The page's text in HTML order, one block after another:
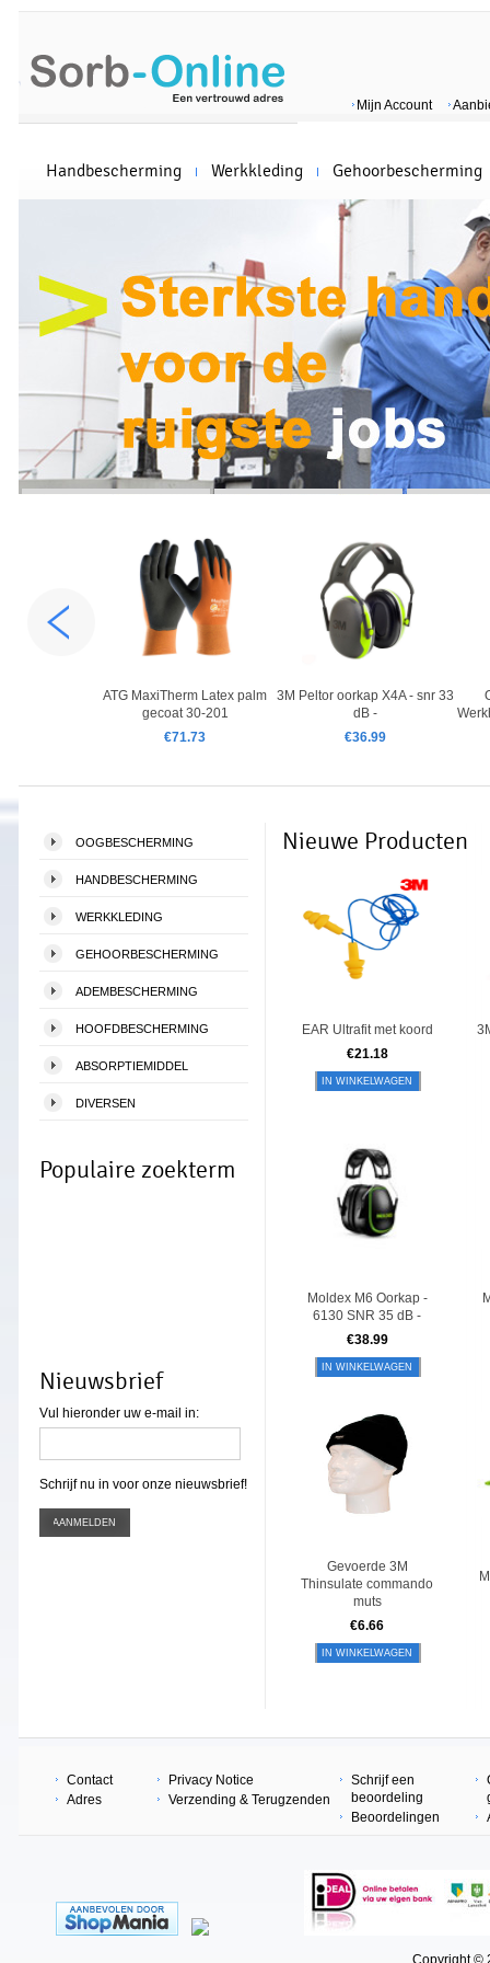
Mijn Account
Handbescherming Werkkleding Gehoorbescherming
3M Peltor oorkap X4A - snr 33
dB -
€36.99
ATG MaxiTherm Latex palm
gecoat 30-201
€71.73
OOGBESCHERMING
HANDBESCHERMING
WERKKLEDING
GEHOORBESCHERMING
ADEMBESCHERMING
HOOFDBESCHERMING
ABSORPTIEMIDDEL
DIVERSEN
Populaire zoekterm
Nieuwsbrief
Vul hieronder uw e-mail in:
Schrijf nu in voor onze nieuwsbrief!
Nieuwe Producten
EAR Ultrafit met koord
€21.18
IN WINKELWAGEN
Moldex M6 Oorkap -
6130 SNR 35 dB -
€38.99
IN WINKELWAGEN
Gevoerde 3M
Thinsulate commando
muts
€6.66
IN WINKELWAGEN
Contact
Adres
Privacy Notice
Verzending & Terugzenden
Schrijf een
beoordeling
Beoordelingen
Copyright ©